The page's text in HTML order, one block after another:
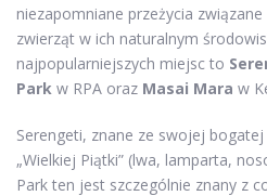
niezapomniane przeżycia
zwierząt w ich naturalnym
najpopularniejszych miejsc to
Park w RPA oraz Masai Mara w
Serengeti, znane ze swojej
„Wielkiej Piątki” (lwa, lamparta,
Park ten jest szczególnie znany z